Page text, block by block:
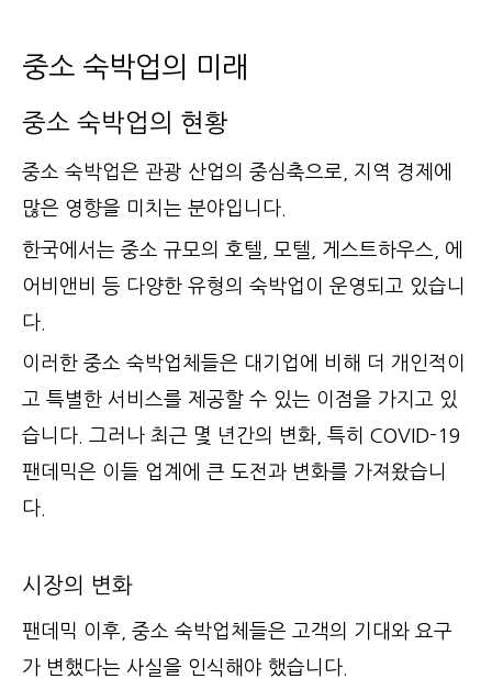
중소 숙박업의 미래
중소 숙박업의 현황
중소 숙박업은 관광 산업의 중심축으로, 지역 경제에
많은 영향을 미치는 분야입니다.
한국에서는 중소 규모의 호텔, 모텔, 게스트하우스, 에
어비앤비 등 다양한 유형의 숙박업이 운영되고 있습니
다.
이러한 중소 숙박업체들은 대기업에 비해 더 개인적이
고 특별한 서비스를 제공할 수 있는 이점을 가지고 있
습니다. 그러나 최근 몇 년간의 변화, 특히 COVID-19
팬데믹은 이들 업계에 큰 도전과 변화를 가져왔습니
다.
시장의 변화
팬데믹 이후, 중소 숙박업체들은 고객의 기대와 요구
가 변했다는 사실을 인식해야 했습니다.